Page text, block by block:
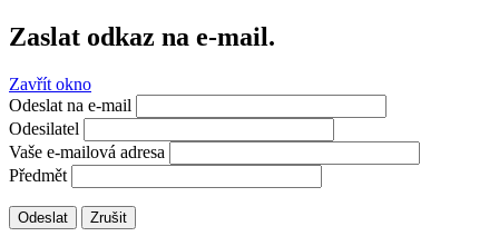
Zaslat odkaz na e-mail.
Zavřít okno
Odeslat na e-mail
Odesilatel
Vaše e-mailová adresa
Předmět
Odeslat Zrušit